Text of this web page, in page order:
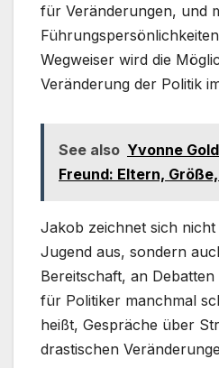
für Veränderungen, und
Wegweiser wird die
Veränderung der Politik
See also Yvonne
Freund: Eltern,
Jakob zeichnet sich
Jugend aus, sondern
Bereitschaft, an
für Politiker manchmal
heißt, Gespräche über
drastischen